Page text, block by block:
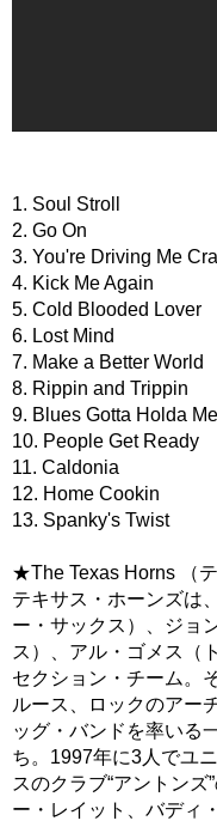
1. Soul Stroll
2. Go On
3. You're Driving Me
4. Kick Me Again
5. Cold Blooded Lover
6. Lost Mind
7. Make a Better World
8. Rippin and Trippin
9. Blues Gotta Holda Me
10. People Get Ready
11. Caldonia
12. Home Cookin
13. Spanky's Twist
★The Texas Horns （
テキサス・ホーンズは
ー・サックス）、ジョ
ス）、アル・ゴメス（
セクション・チーム。
ルース、ロックのアー
ッグ・バンドを率いる
ち。1997年に3人でユ
スのクラブ“アントン
ー・レイット、バディ